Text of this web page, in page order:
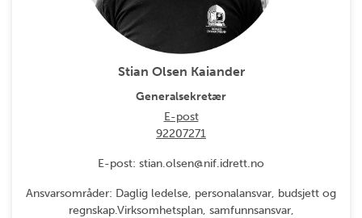
Stian Olsen Kaiander
Generalsekretær
E-post
92207271
E-post: stian.olsen@nif.idrett.no
Ansvarsområder: Daglig ledelse, personalansvar, budsjett og
regnskap.Virksomhetsplan, samfunnsansvar,